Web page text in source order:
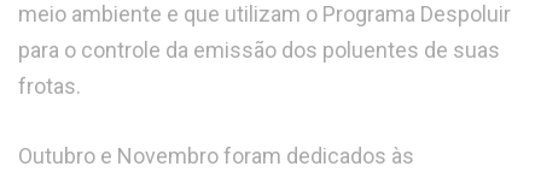
meio ambiente e que utilizam o Programa Despoluir
para o controle da emissão dos poluentes de suas
frotas.
Outubro e Novembro foram dedicados às